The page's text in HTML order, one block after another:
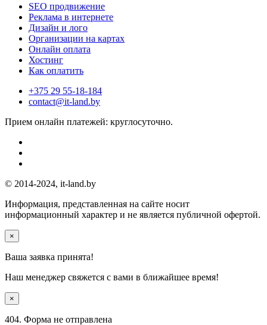
SEO продвижение
Реклама в интернете
Дизайн и лого
Организации на картах
Онлайн оплата
Хостинг
Как оплатить
+375 29 55-18-184
contact@it-land.by
Прием онлайн платежей: круглосуточно.
© 2014-2024, it-land.by
Информация, представленная на сайте носит
информационный характер и не является публичной офертой.
×
Ваша заявка принята!
Наш менеджер свяжется с вами в ближайшее время!
×
404. Форма не отправлена